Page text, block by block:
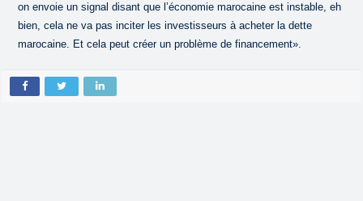
on envoie un signal disant que l’économie marocaine est instable, eh
bien, cela ne va pas inciter les investisseurs à acheter la dette
marocaine. Et cela peut créer un problème de financement».